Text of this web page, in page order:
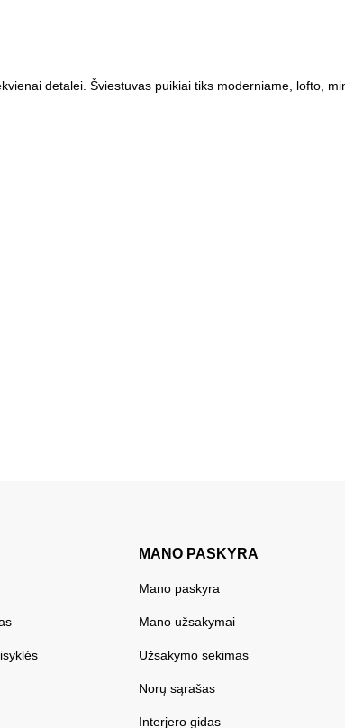
detalei. Šviestuvas puikiai tiks moderniame, lofto,
MANO PASKYRA
Mano paskyra
Mano užsakymai
Užsakymo sekimas
Norų sąrašas
Interjero gidas